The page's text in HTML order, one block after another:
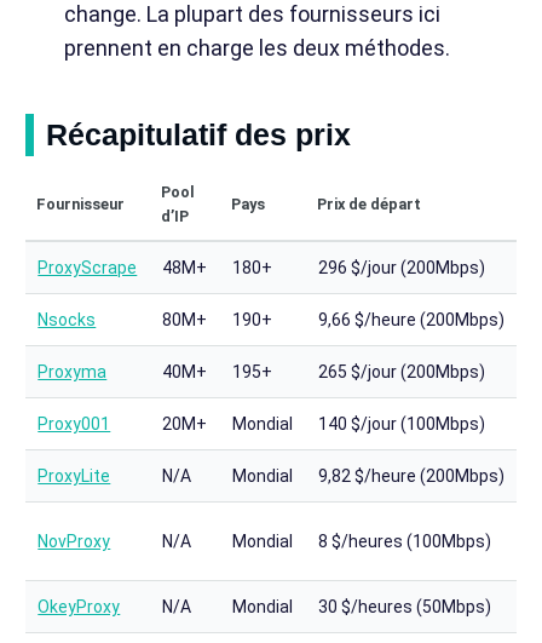
change. La plupart des fournisseurs ici
prennent en charge les deux méthodes.
Récapitulatif des prix
Fournisseur
Pool
d’IP
Pays Prix de départ
ProxyScrape 48M+ 180+ 296 $/jour (200Mbps)
Nsocks 80M+ 190+ 9,66 $/heure (200Mbps)
Proxyma 40M+ 195+ 265 $/jour (200Mbps)
Proxy001 20M+ Mondial 140 $/jour (100Mbps)
ProxyLite N/A Mondial 9,82 $/heure (200Mbps)
NovProxy N/A Mondial 8 $/heures (100Mbps)
OkeyProxy N/A Mondial 30 $/heures (50Mbps)